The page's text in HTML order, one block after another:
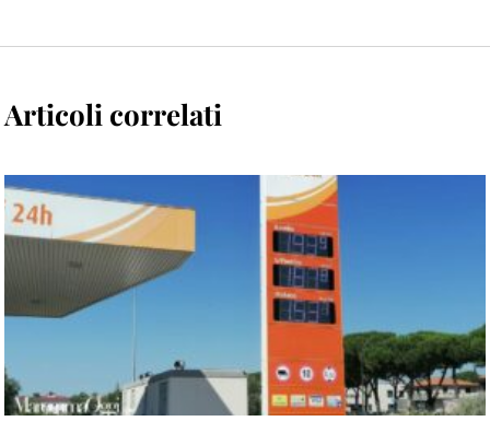
Articoli correlati